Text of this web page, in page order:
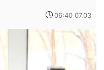
06:40 07.03